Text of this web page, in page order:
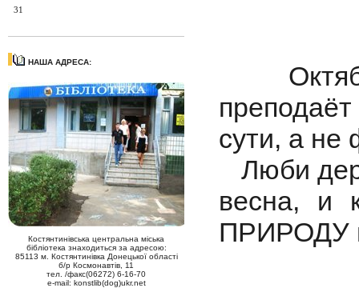
31
НАША АДРЕСА:
Костянтинівська центральна міська
бібліотека знаходиться за адресою:
85113 м. Костянтинівка Донецької області
б/р Космонавтів, 11
тел. /факс(06272) 6-16-70
e-mail: konstlib(dog)ukr.net
сути, а не
Люби
весна, и
ПРИРОДУ